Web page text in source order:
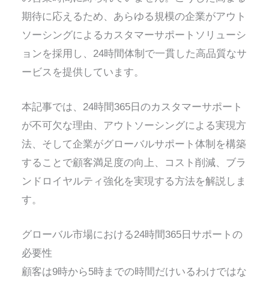
期待に応えるため、あらゆる規模の企業がアウト
ソーシングによるカスタマーサポートソリューシ
ョンを採用し、24時間体制で一貫した高品質なサ
ービスを提供しています。
本記事では、24時間365日のカスタマーサポート
が不可欠な理由、アウトソーシングによる実現方
法、そして企業がグローバルサポート体制を構築
することで顧客満足度の向上、コスト削減、ブラ
ンドロイヤルティ強化を実現する方法を解説しま
す。
グローバル市場における24時間365日サポートの
必要性
顧客は9時から5時までの時間だけいるわけではな